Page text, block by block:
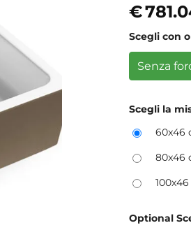
€
Scegli con
Senza
Scegli la
60x46
80x46
Optional